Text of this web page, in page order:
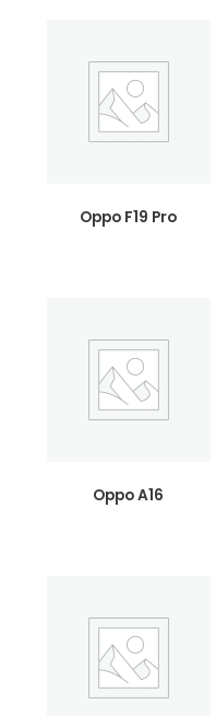
Oppo F19 Pro
Oppo A16